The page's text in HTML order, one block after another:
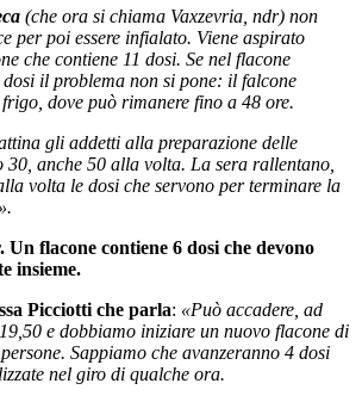
(che ora si chiama Vaxzevria, ndr) non
per poi essere infialato. Viene aspirato
che contiene 11 dosi. Se nel flacone
il problema non si pone: il falcone
dove può rimanere fino a 48 ore.
gli addetti alla preparazione delle
anche 50 alla volta. La sera rallentano,
volta le dosi che servono per terminare la
Un flacone contiene 6 dosi che devono
insieme.
Picciotti che parla: «Può accadere, ad
e dobbiamo iniziare un nuovo flacone di
Sappiamo che avanzeranno 4 dosi
nel giro di qualche ora.